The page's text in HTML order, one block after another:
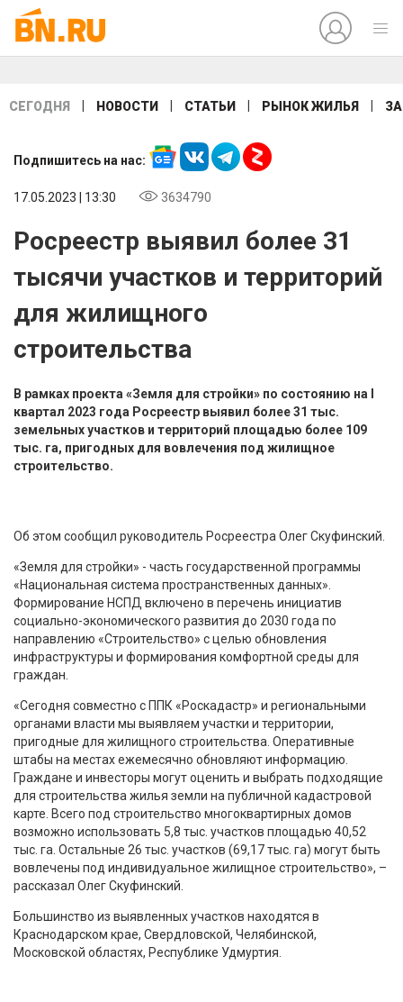
СЕГОДНЯ НОВОСТИ СТАТЬИ РЫНОК ЖИЛЬЯ
Подпишитесь на нас:
17.05.2023 | 13:30 3634790
Росреестр выявил более 31
тысячи участков и территорий
для жилищного
строительства
В рамках проекта «Земля для стройки» по состоянию на I
квартал 2023 года Росреестр выявил более 31 тыс.
земельных участков и территорий площадью более 109
тыс. га, пригодных для вовлечения под жилищное
строительство.
Об этом сообщил руководитель Росреестра Олег Скуфинский.
«Земля для стройки» - часть государственной программы
«Национальная система пространственных данных».
Формирование НСПД включено в перечень инициатив
социально-экономического развития до 2030 года по
направлению «Строительство» с целью обновления
инфраструктуры и формирования комфортной среды для
граждан.
«Сегодня совместно с ППК «Роскадастр» и региональными
органами власти мы выявляем участки и территории,
пригодные для жилищного строительства. Оперативные
штабы на местах ежемесячно обновляют информацию.
Граждане и инвесторы могут оценить и выбрать подходящие
для строительства жилья земли на публичной кадастровой
карте. Всего под строительство многоквартирных домов
возможно использовать 5,8 тыс. участков площадью 40,52
тыс. га. Остальные 26 тыс. участков (69,17 тыс. га) могут быть
вовлечены под индивидуальное жилищное строительство», –
рассказал Олег Скуфинский.
Большинство из выявленных участков находятся в
Краснодарском крае, Свердловской, Челябинской,
Московской областях, Республике Удмуртия.